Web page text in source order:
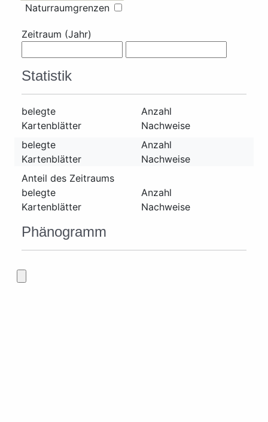
Naturraumgrenzen
Zeitraum (Jahr)
Statistik
belegte
Kartenblätter
Anzahl
Nachweise
belegte
Kartenblätter
Anzahl
Nachweise
Anteil des Zeitraums
belegte
Kartenblätter
Anzahl
Nachweise
Phänogramm